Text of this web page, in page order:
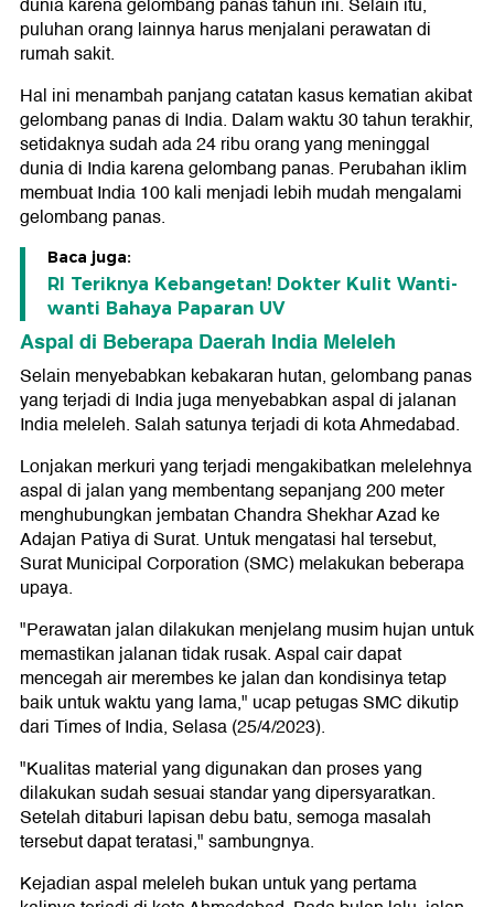
dunia karena gelombang panas tahun ini. Selain itu,
puluhan orang lainnya harus menjalani perawatan di
rumah sakit.
Hal ini menambah panjang catatan kasus kematian akibat
gelombang panas di India. Dalam waktu 30 tahun terakhir,
setidaknya sudah ada 24 ribu orang yang meninggal
dunia di India karena gelombang panas. Perubahan iklim
membuat India 100 kali menjadi lebih mudah mengalami
gelombang panas.
Baca juga:
RI Teriknya Kebangetan! Dokter Kulit Wanti-
wanti Bahaya Paparan UV
Aspal di Beberapa Daerah India Meleleh
Selain menyebabkan kebakaran hutan, gelombang panas
yang terjadi di India juga menyebabkan aspal di jalanan
India meleleh. Salah satunya terjadi di kota Ahmedabad.
Lonjakan merkuri yang terjadi mengakibatkan melelehnya
aspal di jalan yang membentang sepanjang 200 meter
menghubungkan jembatan Chandra Shekhar Azad ke
Adajan Patiya di Surat. Untuk mengatasi hal tersebut,
Surat Municipal Corporation (SMC) melakukan beberapa
upaya.
"Perawatan jalan dilakukan menjelang musim hujan untuk
memastikan jalanan tidak rusak. Aspal cair dapat
mencegah air merembes ke jalan dan kondisinya tetap
baik untuk waktu yang lama," ucap petugas SMC dikutip
dari Times of India, Selasa (25/4/2023).
"Kualitas material yang digunakan dan proses yang
dilakukan sudah sesuai standar yang dipersyaratkan.
Setelah ditaburi lapisan debu batu, semoga masalah
tersebut dapat teratasi," sambungnya.
Kejadian aspal meleleh bukan untuk yang pertama